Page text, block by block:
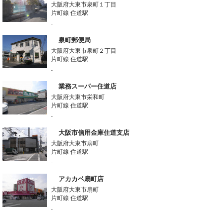
大阪府大東市泉町１丁目
片町線 住道駅
-
泉町郵便局
大阪府大東市泉町２丁目
片町線 住道駅
-
業務スーパー住道店
大阪府大東市栄和町
片町線 住道駅
-
大阪市信用金庫住道支店
大阪府大東市扇町
片町線 住道駅
-
アカカベ扇町店
大阪府大東市扇町
片町線 住道駅
-